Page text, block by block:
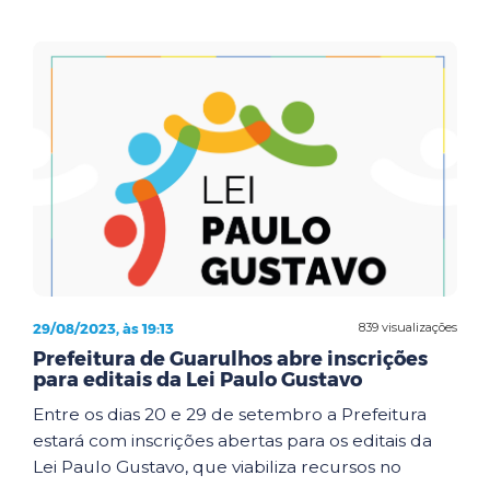
839 visualizações
29/08/2023, às 19:13
Prefeitura de Guarulhos abre inscrições
para editais da Lei Paulo Gustavo
Entre os dias 20 e 29 de setembro a Prefeitura
estará com inscrições abertas para os editais da
Lei Paulo Gustavo, que viabiliza recursos no